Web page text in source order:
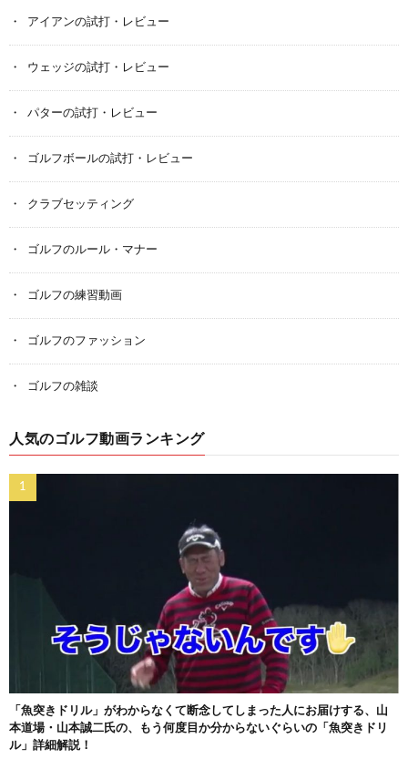
アイアンの試打・レビュー
ウェッジの試打・レビュー
パターの試打・レビュー
ゴルフボールの試打・レビュー
クラブセッティング
ゴルフのルール・マナー
ゴルフの練習動画
ゴルフのファッション
ゴルフの雑談
人気のゴルフ動画ランキング
「魚突きドリル」がわからなくて断念してしまった人にお届けする、山
本道場・山本誠二氏の、もう何度目か分からないぐらいの「魚突きドリ
ル」詳細解説！